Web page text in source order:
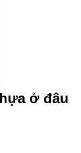
ở đâu